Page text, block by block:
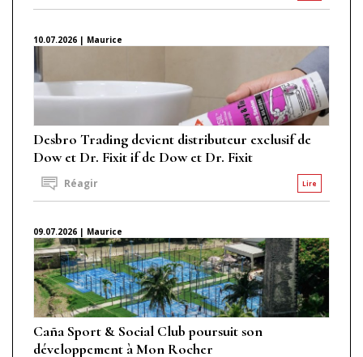
10.07.2026 | Maurice
Desbro Trading devient distributeur exclusif de
Dow et Dr. Fixit if de Dow et Dr. Fixit
Lire
Réagir
09.07.2026 | Maurice
Caña Sport & Social Club poursuit son
développement à Mon Rocher